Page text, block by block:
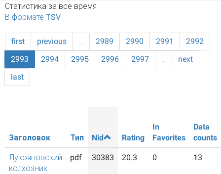
Статистика за все время
В формате TSV
first previous … 2989 2990 2991
2992
2993
2994 2995 2996 2997 …
next
last
Заголовок Тип Nid Rating
In
Favorites
Data
counts
Лукояновский
колхозник
pdf 30383 20.3 0 13